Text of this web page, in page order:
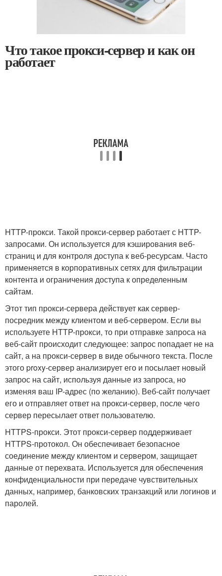
Что такое прокси-сервер и как он
работает
HTTP-прокси. Такой прокси-сервер работает с HTTP-
запросами. Он используется для кэширования веб-
страниц и для контроля доступа к веб-ресурсам. Часто
применяется в корпоративных сетях для фильтрации
контента и ограничения доступа к определенным
сайтам.
Этот тип прокси-сервера действует как сервер-
посредник между клиентом и веб-сервером. Если вы
используете HTTP-прокси, то при отправке запроса на
веб-сайт происходит следующее: запрос попадает не на
сайт, а на прокси-сервер в виде обычного текста. После
этого proxy-сервер анализирует его и посылает новый
запрос на сайт, используя данные из запроса, но
изменяя ваш IP-адрес (по желанию). Веб-сайт получает
его и отправляет ответ на прокси-сервер, после чего
сервер пересылает ответ пользователю.
HTTPS-прокси. Этот прокси-сервер поддерживает
HTTPS-протокол. Он обеспечивает безопасное
соединение между клиентом и сервером, защищает
данные от перехвата. Используется для обеспечения
конфиденциальности при передаче чувствительных
данных, например, банковских транзакций или логинов и
паролей.